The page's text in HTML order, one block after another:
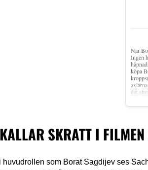
När
Ingen
köpa
det
SKRATT I
som Borat Sagdijev ses